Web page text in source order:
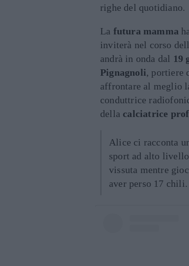
righe del quotidiano.
La futura mamma
inviterà nel corso
andrà in onda dal 19
Pignagnoli, portiere
affrontare al meglio
conduttrice
della calciatrice
Alice ci racconta
sport ad alto
vissuta mentre
aver perso 17 chili.